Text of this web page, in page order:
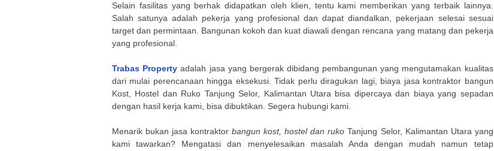
Selain fasilitas yang berhak didapatkan oleh klien, tentu kami memberikan yang terbaik lainnya.
Salah satunya adalah pekerja yang profesional dan dapat diandalkan, pekerjaan selesai sesuai
target dan permintaan. Bangunan kokoh dan kuat diawali dengan rencana yang matang dan pekerja
yang profesional.
Trabas Property adalah jasa yang bergerak dibidang pembangunan yang mengutamakan kualitas
dari mulai perencanaan hingga eksekusi. Tidak perlu diragukan lagi, biaya jasa kontraktor bangun
Kost, Hostel dan Ruko Tanjung Selor, Kalimantan Utara bisa dipercaya dan biaya yang sepadan
dengan hasil kerja kami, bisa dibuktikan. Segera hubungi kami.
Menarik bukan jasa kontraktorbangun kost, hostel dan ruko Tanjung Selor, Kalimantan Utara yang
kami tawarkan? Mengatasi dan menyelesaikan masalah Anda dengan mudah namun tetap